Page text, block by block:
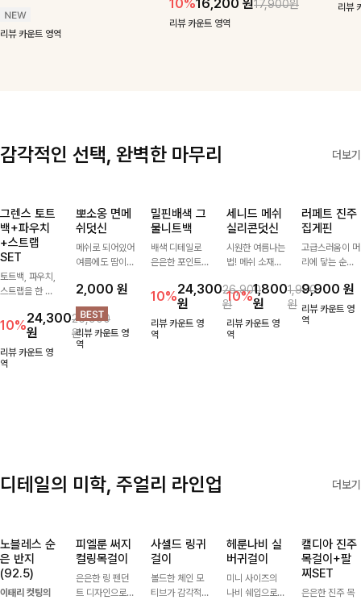
리뷰 카운트 영역
10%16,200 원17,900원
리뷰 카운트 영역
리뷰
감각적인 선택, 완벽한 마무리 더보기
그렌스 토트
백+파우치
+스트랩
SET
토트백, 파우치,
스트랩을 한 번
ITEM활용도 높
게 어디에든 다
양하게 즐겨주세
요 ;)
10%24,300
원
26,900
원
리뷰 카운트 영
역
뽀소옹 면메
쉬덧신
메쉬로 되어있어
여름에도 땀이
음도 당당해지세
요:-)
2,000 원
리뷰 카운트 영
역
밀핀배색 그
물니트백
배색 디테일로
은은한 포인트를
백 🤍 가볍고 내
추럴한 무드로
썸머 시즌 데일
리하게 들기 좋
10%24,300
원
26,900
원
리뷰 카운트 영
역
세니드 메쉬
실리콘덧신
시원한 여름나는
법! 메쉬 소재배
착용감을 선사하
는 덧신이에요:)
10%1,800
원
1,900
원
리뷰 카운트 영
역
러페트 진주
집게핀
고급스러움이 머
리에 닿는 순간,
지는 그 날의 분
위기를 느껴보세
요:)
9,900원
리뷰 카운트 영
역
디테일의 미학, 주얼리 라인업 더보기
노블레스 순
은 반지
(92.5)
이태리 컷팅의
피엘룬 써지
컬링목걸이
은은한 링 펜던
트 디자인으로
사셀드 링귀
걸이
볼드한 체인 모
티브가 감각적인
헤룬나비 실
버귀걸이
미니 사이즈의
나비 쉐입으로
캘디아 진주
목걸이+팔
찌SET
은은한 진주 목